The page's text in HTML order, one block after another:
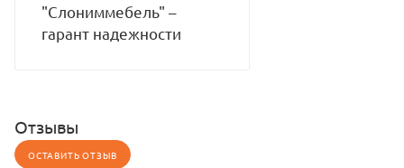
"Слониммебель" –
гарант надежности
Отзывы
ОСТАВИТЬ ОТЗЫВ